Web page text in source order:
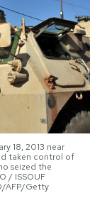
2026
18, 2013 near
taken control of
seized the
/ ISSOUF
AFP/Getty